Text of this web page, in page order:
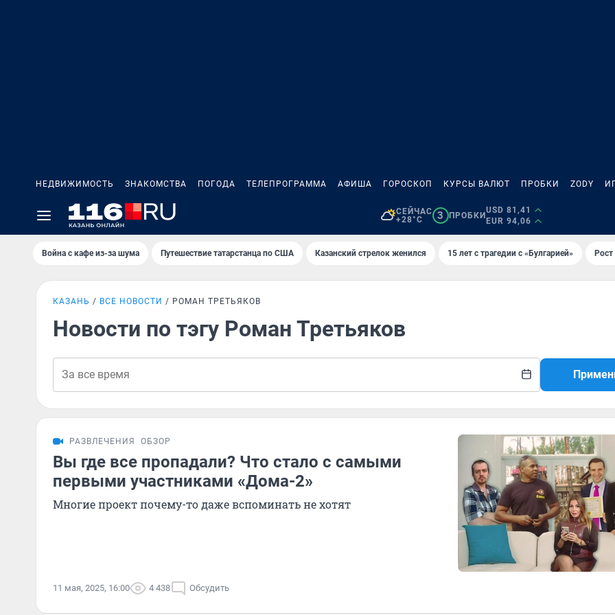
НЕДВИЖИМОСТЬ ЗНАКОМСТВА ПОГОДА ТЕЛЕПРОГРАММА АФИША ГОРОСКОП КУРСЫ ВАЛЮТ ПРОБКИ ZODY
СЕЙЧАС
+28°C
3 ПРОБКИ
USD 81,41
EUR 94,06
Война с кафе из-за шума Путешествие татарстанца по США Казанский стрелок женился 15 лет с трагедии с «Булгарией»
КАЗАНЬ ВСЕ НОВОСТИ РОМАН ТРЕТЬЯКОВ
Новости по тэгу Роман Третьяков
РАЗВЛЕЧЕНИЯ ОБЗОР
Вы где все пропадали? Что стало с самыми
первыми участниками «Дома-2»
Многие проект почему-то даже вспоминать не хотят
11 мая, 2025, 16:00 4 438 Обсудить